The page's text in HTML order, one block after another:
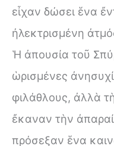
εἶχαν δώσει ἕνα
ἠλεκτρισμένη
Ἡ ἀπουσία τοῦ
ὡρισμένες
φιλάθλους, ἀλλὰ
ἔκαναν τὴν
πρόσεξαν ἕνα